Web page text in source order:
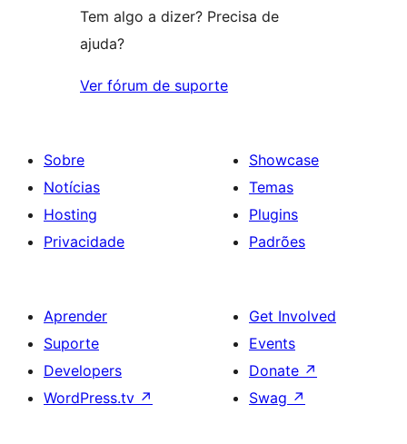
Tem algo a dizer? Precisa de
ajuda?
Ver fórum de suporte
Sobre
Notícias
Hosting
Privacidade
Showcase
Temas
Plugins
Padrões
Aprender
Suporte
Developers
WordPress.tv ↗
Get Involved
Events
Donate ↗
Swag ↗